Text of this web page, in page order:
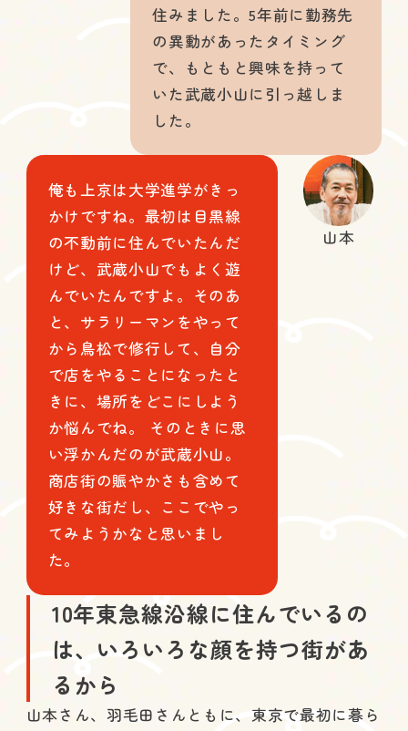
住みました。5年前に勤務先
の異動があったタイミング
で、もともと興味を持って
いた武蔵小山に引っ越しま
した。
俺も上京は大学進学がきっ
かけですね。最初は目黒線
の不動前に住んでいたんだ
けど、武蔵小山でもよく遊
んでいたんですよ。そのあ
と、サラリーマンをやって
から鳥松で修行して、自分
で店をやることになったと
きに、場所をどこにしよう
か悩んでね。 そのときに思
い浮かんだのが武蔵小山。
商店街の賑やかさも含めて
好きな街だし、ここでやっ
てみようかなと思いまし
た。
山本
10年東急線沿線に住んでいるの
は、いろいろな顔を持つ街があ
るから
山本さん、羽毛田さんともに、東京で最初に暮ら